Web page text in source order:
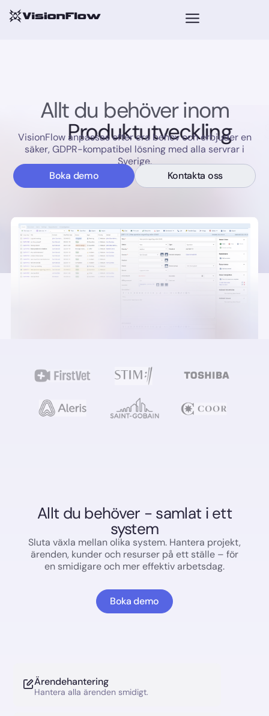
Allt du behöver inom
Produktutveckling
VisionFlow anpassas efter era behov och erbjuder en
säker, GDPR-kompatibel lösning med alla servrar i
Sverige.
Boka demo
Kontakta oss
Allt du behöver - samlat i ett
system
Sluta växla mellan olika system. Hantera projekt,
ärenden, kunder och resurser på ett ställe – för
en smidigare och mer effektiv arbetsdag.
Boka demo
Ärendehantering
Hantera alla ärenden smidigt.